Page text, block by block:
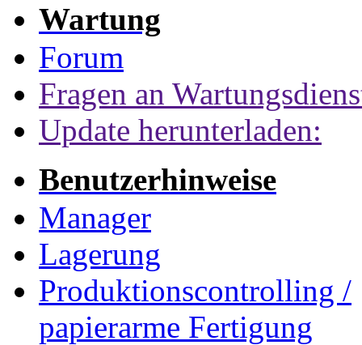
Wartung
Forum
Fragen an
Update herunterladen:
Benutzerhinweise
Manager
Lagerung
Produktionscontrolling /
papierarme Fertigung